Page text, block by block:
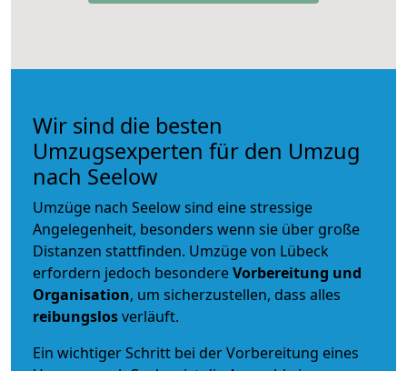
Wir sind die besten
Umzugsexperten für den Umzug
nach Seelow
Umzüge nach Seelow sind eine stressige
Angelegenheit, besonders wenn sie über große
Distanzen stattfinden. Umzüge von Lübeck
erfordern jedoch besondereVorbereitung und
Organisation, um sicherzustellen, dass alles
reibungslosverläuft.
Ein wichtiger Schritt bei der Vorbereitung eines